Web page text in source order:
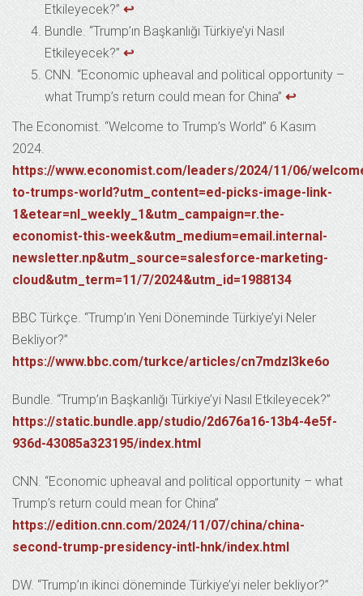
Etkileyecek?” ↩︎
Bundle. “Trump’ın Başkanlığı Türkiye’yi Nasıl
Etkileyecek?” ↩︎
CNN. “Economic upheaval and political opportunity –
what Trump’s return could mean for China” ↩︎
The Economist. “Welcome to Trump’s World” 6 Kasım
2024.
https://www.economist.com/leaders/2024/11/06/
to-trumps-world?utm_content=ed-picks-image-link-
1&etear=nl_weekly_1&utm_campaign=r.the-
economist-this-week&utm_medium=email.internal-
newsletter.np&utm_source=salesforce-marketing-
cloud&utm_term=11/7/2024&utm_id=1988134
BBC Türkçe. “Trump’ın Yeni Döneminde Türkiye’yi Neler
Bekliyor?”
https://www.bbc.com/turkce/articles/cn7mdzl3ke6o
Bundle. “Trump’ın Başkanlığı Türkiye’yi Nasıl Etkileyecek?”
https://static.bundle.app/studio/2d676a16-13b4-4e5f-
936d-43085a323195/index.html
CNN. “Economic upheaval and political opportunity – what
Trump’s return could mean for China”
https://edition.cnn.com/2024/11/07/china/china-
second-trump-presidency-intl-hnk/index.html
DW. “Trump’ın ikinci döneminde Türkiye’yi neler bekliyor?”